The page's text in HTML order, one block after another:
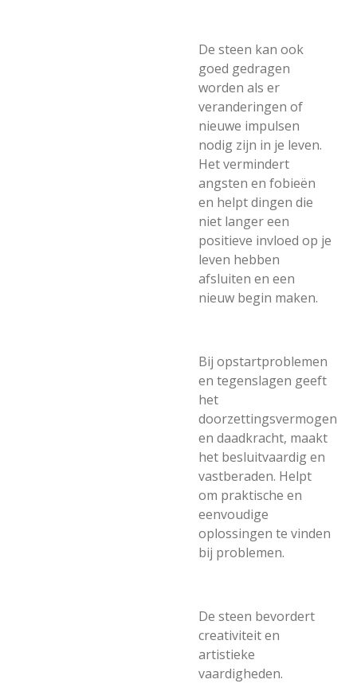
De steen kan ook
goed gedragen
worden als er
veranderingen of
nieuwe impulsen
nodig zijn in je leven.
Het vermindert
angsten en fobieën
en helpt dingen die
niet langer een
positieve invloed op je
leven hebben
afsluiten en een
nieuw begin maken.
Bij opstartproblemen
en tegenslagen geeft
het
doorzettingsvermogen
en daadkracht, maakt
het besluitvaardig en
vastberaden. Helpt
om praktische en
eenvoudige
oplossingen te vinden
bij problemen.
De steen bevordert
creativiteit en
artistieke
vaardigheden.